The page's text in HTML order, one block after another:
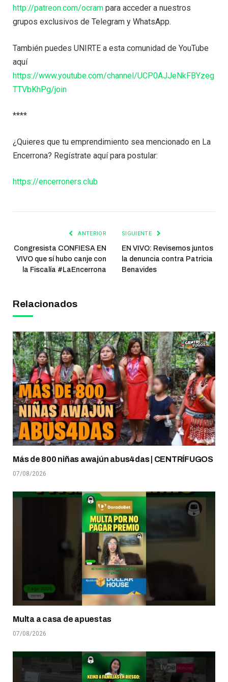
http://patreon.com/ocram para acceder a nuestros
grupos exclusivos de Telegram y WhatsApp.
También puedes UNIRTE a esta comunidad de YouTube
aquí
https://www.youtube.com/channel/UCP0AJJeNkFBYzeg
TTVbKhPg/join
****
¿Quieres que tu emprendimiento sea mencionado en La
Encerrona? Regístrate aquí para postular:
https://encerroners.club
ANTERIOR
Congresista CONFIESA EN
VIVO que sí hubo canje con
la Fiscalía #LaEncerrona
SIGUIENTE
EN VIVO: Revisemos juntos
la denuncia contra Patricia
Benavides
Relacionados
Más de 800 niñas awajún abus4das | CENTRÍFUGOS
07/08/2026
Multa a casa de apuestas
07/08/2026